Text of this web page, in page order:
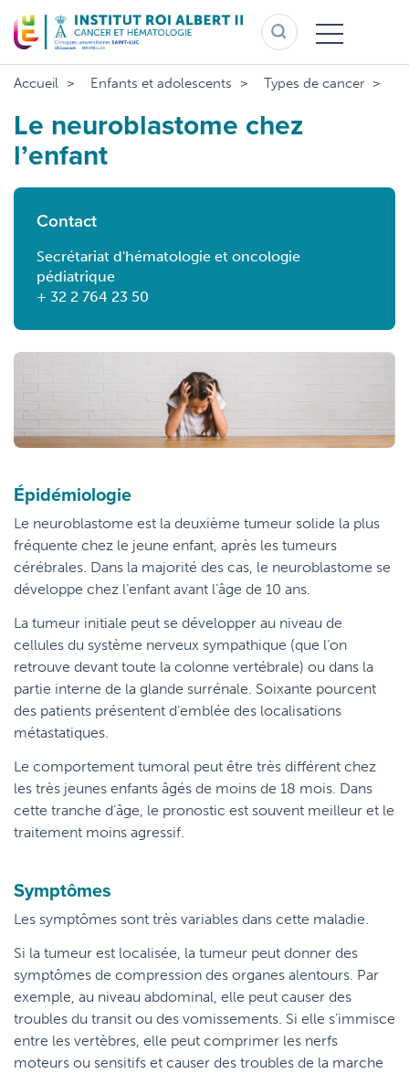
au
contenu
principal
Accueil Enfants et adolescents Types de cancer
Le neuroblastome chez
l’enfant
Contact
Secrétariat d'hématologie et oncologie
pédiatrique
+ 32 2 764 23 50
Épidémiologie
Le neuroblastome est la deuxième tumeur solide la plus
fréquente chez le jeune enfant, après les tumeurs
cérébrales. Dans la majorité des cas, le neuroblastome se
développe chez l’enfant avant l’âge de 10 ans.
La tumeur initiale peut se développer au niveau de
cellules du système nerveux sympathique (que l’on
retrouve devant toute la colonne vertébrale) ou dans la
partie interne de la glande surrénale. Soixante pourcent
des patients présentent d’emblée des localisations
métastatiques.
Le comportement tumoral peut être très différent chez
les très jeunes enfants âgés de moins de 18 mois. Dans
cette tranche d’âge, le pronostic est souvent meilleur et le
traitement moins agressif.
Symptômes
Les symptômes sont très variables dans cette maladie.
Si la tumeur est localisée, la tumeur peut donner des
symptômes de compression des organes alentours. Par
exemple, au niveau abdominal, elle peut causer des
troubles du transit ou des vomissements. Si elle s’immisce
entre les vertèbres, elle peut comprimer les nerfs
moteurs ou sensitifs et causer des troubles de la marche